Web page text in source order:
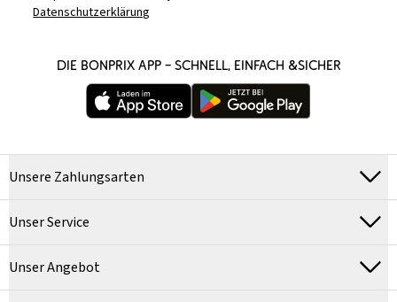
Datenschutzerklärung
DIE BONPRIX APP – SCHNELL, EINFACH &SICHER
Unsere Zahlungsarten
Unser Service
Unser Angebot